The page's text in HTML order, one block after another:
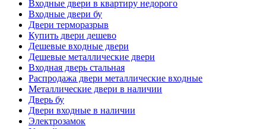
Входные двери в квартиру недорого
Входные двери бу
Двери терморазрыв
Купить двери дешево
Дешевые входные двери
Дешевые металлические двери
Входная дверь стальная
Распродажа двери металлические входные
Металлические двери в наличии
Дверь бу
Двери входные в наличии
Электрозамок